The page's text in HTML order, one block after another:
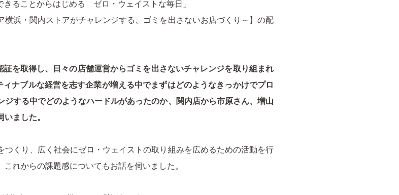
ることからはじめる ゼロ・ウェイストな毎日」
横浜・関内ストアがチャレンジする、ゴミを出さないお店づくり～】の配
を取得し、日々の店舗運営からゴミを出さないチャレンジを取り組まれ
ナブルな経営を志す企業が増える中でまずはどのようなきっかけでプロ
する中でどのようなハードルがあったのか、関内店から市原さん、増山
ました。
くり、広く社会にゼロ・ウェイストの取り組みを広めるための活動を行
れからの課題感についてもお話を伺いました。